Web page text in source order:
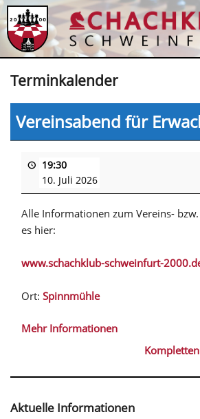
Zum
Inhalt
Terminkalender
Vereinsabend für
19:30
10. Juli 2026
Alle Informationen zum Vereins-
es hier:
www.schachklub-schweinfurt-
Ort: Spinnmühle
Mehr Informationen
Aktuelle Informationen